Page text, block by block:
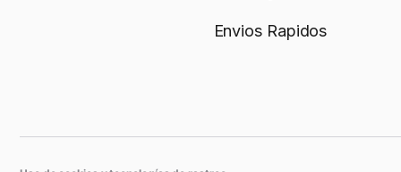
Envios Rapidos